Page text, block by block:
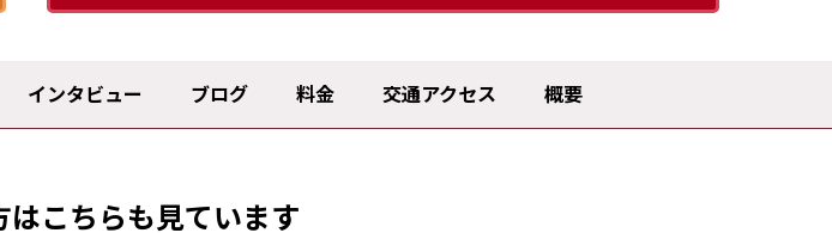
インタビュー ブログ 料金 交通アクセス 概要
はこちらも見ています